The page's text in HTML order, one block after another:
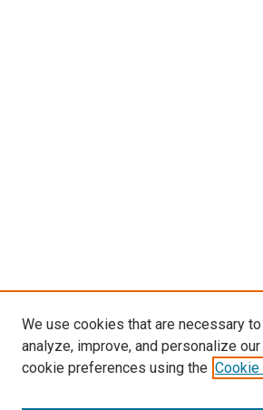
We use cookies that are necessary
analyze, improve, and personalize
cookie preferences using the